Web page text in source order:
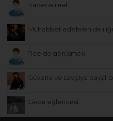
Sadece reel
Muhabbet edebilen
Reelde görüşmek
Güvene ve sevgiye dayalı
Gece eğlencesi